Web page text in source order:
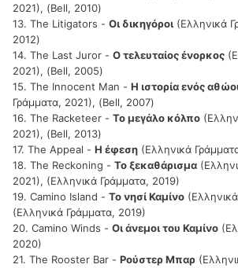
2021), (Bell, 2010)
13. The Litigators - Οι δικηγόροι (Ελληνικά
2012)
14. The Last Juror - Ο τελευταίος ένορκος
2021), (Bell, 2005)
15. The Innocent Man - Η ιστορία ενός
Γράμματα, 2021), (Bell, 2007)
16. The Racketeer - Το μεγάλο κόλπο
2021), (Bell, 2013)
17. The Appeal - Η έφεση (Ελληνικά
18. The Reckoning - Το ξεκαθάρισμα
2021), (Ελληνικά Γράμματα, 2019)
19. Camino Island - Το νησί Καμίνο
(Ελληνικά Γράμματα, 2019)
20. Camino Winds - Οι άνεμοι του Καμίνο
2020)
21. The Rooster Bar - Ρούστερ Μπαρ